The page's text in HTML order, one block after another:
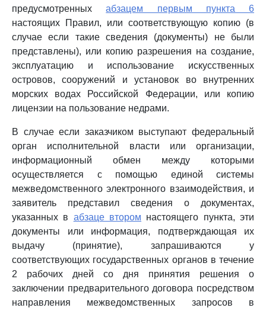
предусмотренныхабзацем первым пункта 6
настоящих Правил, или соответствующую копию (в
случае если такие сведения (документы) не были
представлены), или копию разрешения на создание,
эксплуатацию и использование искусственных
островов, сооружений и установок во внутренних
морских водах Российской Федерации, или копию
лицензии на пользование недрами.
В случае если заказчиком выступают федеральный
орган исполнительной власти или организации,
информационный обмен между которыми
осуществляется с помощью единой системы
межведомственного электронного взаимодействия, и
заявитель представил сведения о документах,
указанных в абзаце втором настоящего пункта, эти
документы или информация, подтверждающая их
выдачу (принятие), запрашиваются у
соответствующих государственных органов в течение
2 рабочих дней со дня принятия решения о
заключении предварительного договора посредством
направления межведомственных запросов в